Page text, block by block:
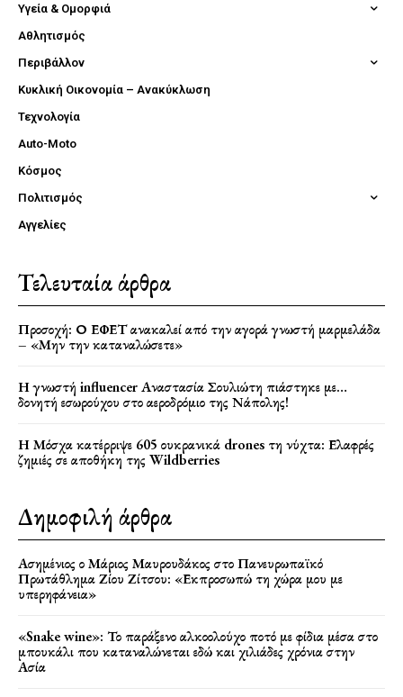
Υγεία & Ομορφιά
Αθλητισμός
Περιβάλλον
Κυκλική Οικονομία – Ανακύκλωση
Τεχνολογία
Auto-Moto
Κόσμος
Πολιτισμός
Αγγελίες
Τελευταία άρθρα
Προσοχή: Ο ΕΦΕΤ ανακαλεί από την αγορά γνωστή μαρμελάδα
– «Μην την καταναλώσετε»
Η γνωστή influencer Αναστασία Σουλιώτη πιάστηκε με…
δονητή εσωρούχου στο αεροδρόμιο της Νάπολης!
Η Μόσχα κατέρριψε 605 ουκρανικά drones τη νύχτα: Ελαφρές
ζημιές σε αποθήκη της Wildberries
Δημοφιλή άρθρα
Ασημένιος ο Μάριος Μαυρουδάκος στο Πανευρωπαϊκό
Πρωτάθλημα Ζίου Ζίτσου: «Εκπροσωπώ τη χώρα μου με
υπερηφάνεια»
«Snake wine»: Το παράξενο αλκοολούχο ποτό με φίδια μέσα στο
μπουκάλι που καταναλώνεται εδώ και χιλιάδες χρόνια στην
Ασία